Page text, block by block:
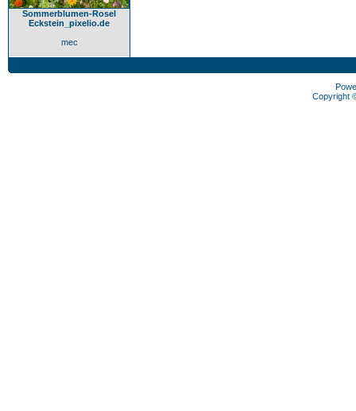
Sommerblumen-Rosel
Eckstein_pixelio.de
mec
Copyright